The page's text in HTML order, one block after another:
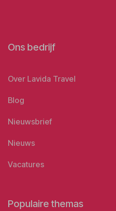
Ons bedrijf
Over Lavida Travel
Blog
Nieuwsbrief
Nieuws
Vacatures
Populaire themas